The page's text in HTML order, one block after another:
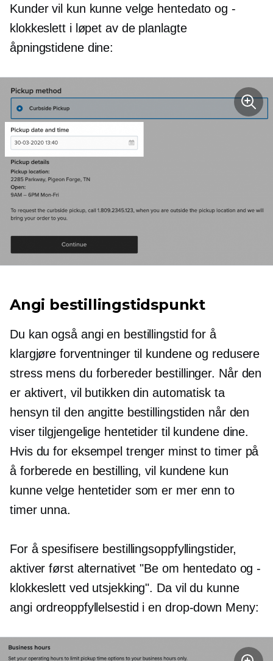
Kunder vil kun kunne velge hentedato og -
klokkeslett i løpet av de planlagte
åpningstidene dine:
Angi bestillingstidspunkt
Du kan også angi en bestillingstid for å
klargjøre forventninger til kundene og redusere
stress mens du forbereder bestillinger. Når den
er aktivert, vil butikken din automatisk ta
hensyn til den angitte bestillingstiden når den
viser tilgjengelige hentetider til kundene dine.
Hvis du for eksempel trenger minst to timer på
å forberede en bestilling, vil kundene kun
kunne velge hentetider som er mer enn to
timer unna.
For å spesifisere bestillingsoppfyllingstider,
aktiver først alternativet "Be om hentedato og -
klokkeslett ved utsjekking". Da vil du kunne
angi ordreoppfyllelsestid i en drop-down Meny: